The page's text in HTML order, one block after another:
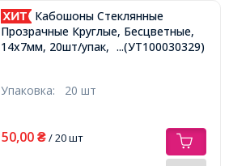
Кабошоны Стеклянные
Прозрачные Круглые, Бесцветные,
14х7мм, 20шт/упак, ...(УТ100030329)
Упаковка: 20 шт
50,00 ₴/ 20 шт